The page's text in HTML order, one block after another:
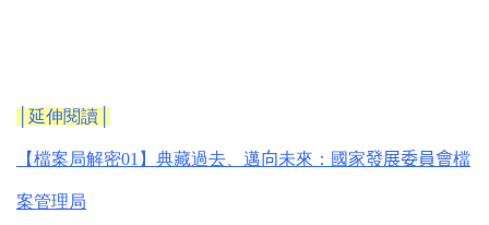
│延伸閱讀│
【檔案局解密01 】典藏過去、邁向未來：國家發展委員會檔
案管理局